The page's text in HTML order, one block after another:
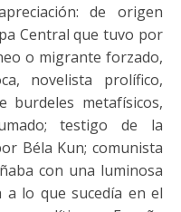
de origen
Central que tuvo por
o migrante forzado,
novelista prolífico,
burdeles metafísicos,
testigo de la
Béla Kun; comunista
con una luminosa
a lo que sucedía en el